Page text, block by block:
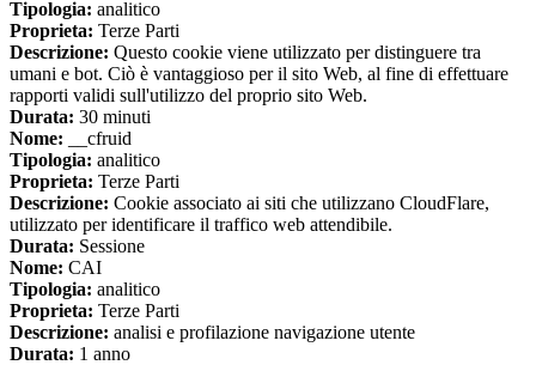
Tipologia: analitico
Proprieta: Terze Parti
Descrizione: Questo cookie viene utilizzato per distinguere tra
umani e bot. Ciò è vantaggioso per il sito Web, al fine di effettuare
rapporti validi sull'utilizzo del proprio sito Web.
Durata: 30 minuti
Nome: __cfruid
Tipologia: analitico
Proprieta: Terze Parti
Descrizione: Cookie associato ai siti che utilizzano CloudFlare,
utilizzato per identificare il traffico web attendibile.
Durata: Sessione
Nome: CAI
Tipologia: analitico
Proprieta: Terze Parti
Descrizione: analisi e profilazione navigazione utente
Durata: 1 anno